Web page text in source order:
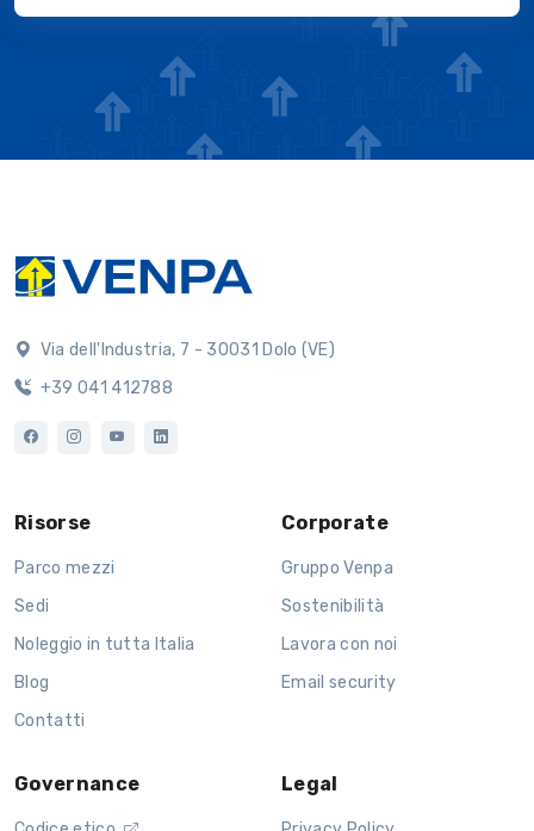
Via dell'Industria, 7 - 30031 Dolo (VE)
+39 041 412788
Risorse
Parco mezzi
Sedi
Noleggio in tutta Italia
Blog
Contatti
Corporate
Gruppo Venpa
Sostenibilità
Lavora con noi
Email security
Governance Legal